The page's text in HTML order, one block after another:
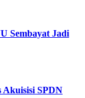
Sembayat Jadi
Akuisisi SPDN